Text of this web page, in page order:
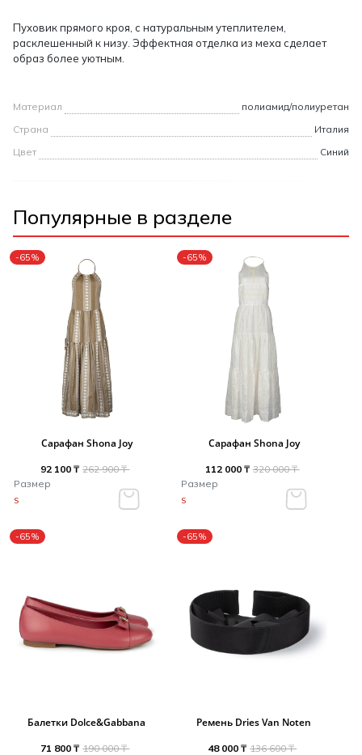
Пуховик прямого кроя, с натуральным утеплителем,
расклешенный к низу. Эффектная отделка из меха сделает
образ более уютным.
Материал
полиамид/полиуретан
Страна
Италия
Цвет
Синий
Популярные в разделе
-65%
Сарафан Shona Joy
92 100 ₸ 262 900 ₸
Размер
S
-65%
Сарафан Shona Joy
112 000 ₸ 320 000 ₸
Размер
S
-65%
Балетки Dolce&Gabbana
71 800 ₸ 190 000 ₸
-65%
Ремень Dries Van Noten
48 000 ₸ 136 600 ₸